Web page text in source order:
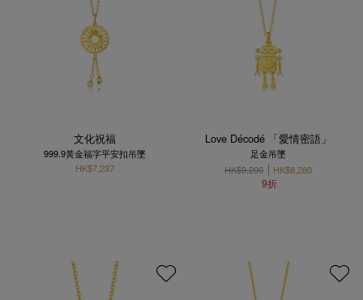
文化祝福
999.9黃金福字平安扣吊墜
HK$7,237
Love Décodé 「愛情密語」
足金吊墜
HK$9,200
HK$8,280
9折